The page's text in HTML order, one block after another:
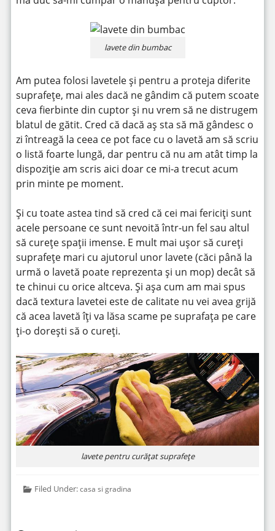
lavete din bumbac
Am putea folosi lavetele și pentru a proteja diferite
suprafețe, mai ales dacă ne gândim că putem scoate
ceva fierbinte din cuptor și nu vrem să ne distrugem
blatul de gătit. Cred că dacă aș sta să mă gândesc o
zi întreagă la ceea ce pot face cu o lavetă am să scriu
o listă foarte lungă, dar pentru că nu am atât timp la
dispoziție am scris aici doar ce mi-a trecut acum
prin minte pe moment.
Și cu toate astea tind să cred că cei mai fericiți sunt
acele persoane ce sunt nevoită într-un fel sau altul
să curețe spații imense. E mult mai ușor să cureți
suprafețe mari cu ajutorul unor lavete (căci până la
urmă o lavetă poate reprezenta și un mop) decât să
te chinui cu orice altceva. Și așa cum am mai spus
dacă textura lavetei este de calitate nu vei avea grijă
că acea lavetă îți va lăsa scame pe suprafața pe care
ți-o dorești să o cureți.
lavete pentru curățat suprafețe
Filed Under:casa si gradina